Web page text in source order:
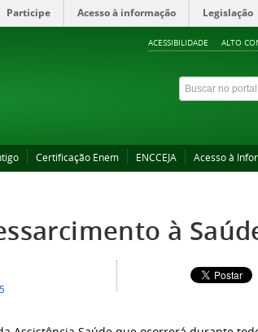
Participe Acesso à informação Legislação
ACESSIBILIDADE ALTO
Certificação Enem ENCCEJA Acesso à
à